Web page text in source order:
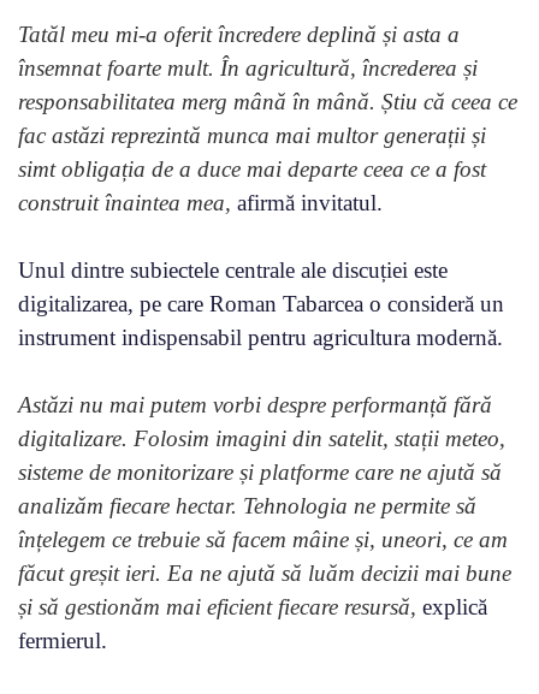
Tatăl meu mi-a oferit încredere deplină și asta a
însemnat foarte mult. În agricultură, încrederea și
responsabilitatea merg mână în mână. Știu că ceea ce
fac astăzi reprezintă munca mai multor generații și
simt obligația de a duce mai departe ceea ce a fost
construit înaintea mea, afirmă invitatul.
Unul dintre subiectele centrale ale discuției este
digitalizarea, pe care Roman Tabarcea o consideră un
instrument indispensabil pentru agricultura modernă.
Astăzi nu mai putem vorbi despre performanță fără
digitalizare. Folosim imagini din satelit, stații meteo,
sisteme de monitorizare și platforme care ne ajută să
analizăm fiecare hectar. Tehnologia ne permite să
înțelegem ce trebuie să facem mâine și, uneori, ce am
făcut greșit ieri. Ea ne ajută să luăm decizii mai bune
și să gestionăm mai eficient fiecare resursă, explică
fermierul.